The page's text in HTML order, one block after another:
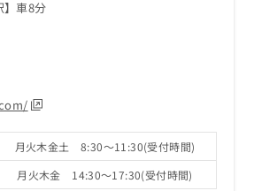
】車8分
月火木金土 8:30～11:30(受付時間)
月火木金 14:30～17:30(受付時間)